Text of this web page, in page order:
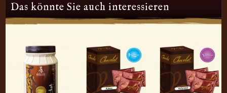
Das könnte Sie auch interessieren